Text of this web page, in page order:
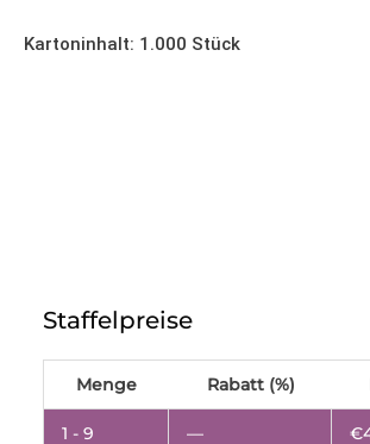
Kartoninhalt: 1.000 Stück
Staffelpreise
Menge Rabatt (%)
1 - 9 — €
mm,
Menge